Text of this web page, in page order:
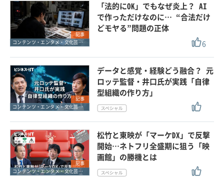
記事
コンテンツ・エンタメ・文化芸能・スポーツ
「法的にOK」でもなぜ炎上？ AI
で作っただけなのに… “合法だけ
どモヤる”問題の正体
6
記事
コンテンツ・エンタメ・文化芸能・スポーツ
データと感覚・経験どう融合？ 元
ロッテ監督・井口氏が実践「自律
型組織の作り方」
記事
コンテンツ・エンタメ・文化芸能・スポーツ
松竹と東映が「マーケDX」で反撃
開始…ネトフリ全盛期に狙う「映
画館」の勝機とは